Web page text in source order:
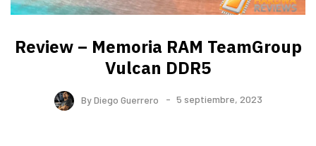
Review – Memoria RAM TeamGroup
Vulcan DDR5
ByDiego Guerrero 5 septiembre, 2023